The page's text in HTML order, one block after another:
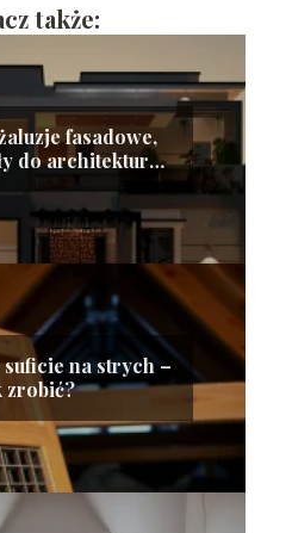
także:
fasadowe,
do architektury
na strych –
zrobić?